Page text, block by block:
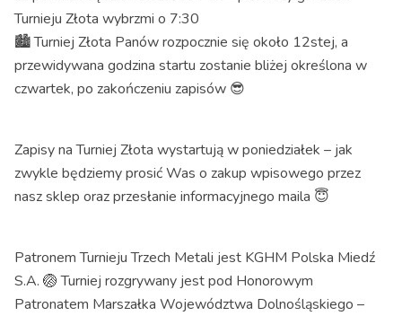
Turnieju Złota wybrzmi o 7:30
🏙 Turniej Złota Panów rozpocznie się około 12stej, a
przewidywana godzina startu zostanie bliżej określona w
czwartek, po zakończeniu zapisów 😎
Zapisy na Turniej Złota wystartują w poniedziałek – jak
zwykle będziemy prosić Was o zakup wpisowego przez
nasz sklep oraz przesłanie informacyjnego maila 😇
Patronem Turnieju Trzech Metali jest KGHM Polska Miedź
S.A. 🏐 Turniej rozgrywany jest pod Honorowym
Patronatem Marszałka Województwa Dolnośląskiego –